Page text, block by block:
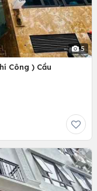
5
Công ) Cầu